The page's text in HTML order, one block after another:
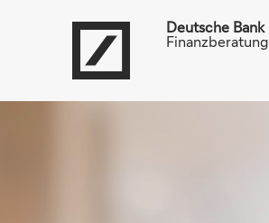
Deutsche Bank
Finanzberatung